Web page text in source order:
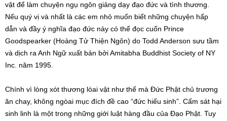
vật để làm chuyện ngụ ngôn giảng dạy đạo đức và tình thương.
Nếu quý vị và nhất là các em nhỏ muốn biết những chuyện hấp
dẫn và đầy ý nghĩa đạo đức này có thể đọc cuốn Prince
Goodspearker (Hoàng Tử Thiện Ngôn) do Todd Anderson sưu tầm
và dịch ra Anh Ngữ xuất bản bởi Amitabha Buddhist Society of NY
Inc. năm 1995.
Chính vì lòng xót thương lòai vật như thế mà Đức Phật chủ trương
ăn chay, không ngòai mục đích đề cao “đức hiếu sinh”. Cấm sát hại
sinh linh là một trong những giới luật hàng đầu của Đạo Phật. Tuy